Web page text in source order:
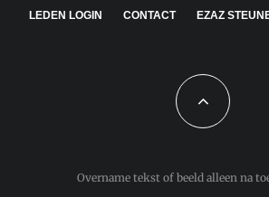
LEDEN LOGIN CONTACT EZAZ
Overname tekst of beeld alleen na